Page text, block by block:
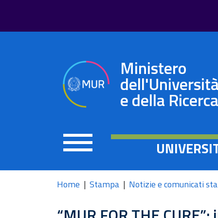
Ministero
dell'Università
e della Ricerca
Home Stampa Notizie e comunicati